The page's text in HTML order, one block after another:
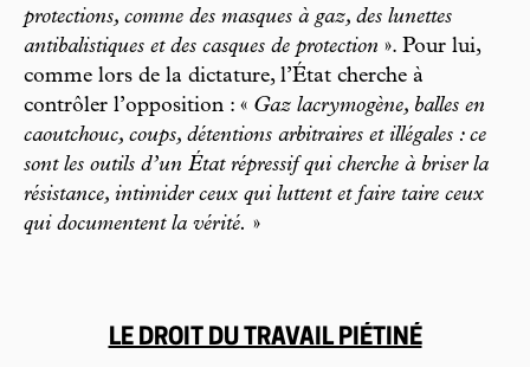
protections, comme des masques à gaz, des lunettes
antibalistiques et des casques de protection ». Pour lui,
comme lors de la dictature, l’État cherche à
contrôler l’opposition : « Gaz lacrymogène, balles en
caoutchouc, coups, détentions arbitraires et illégales : ce
sont les outils d’un État répressif qui cherche à briser la
résistance, intimider ceux qui luttent et faire taire ceux
qui documentent la vérité. »
LE DROIT DU TRAVAIL PIÉTINÉ